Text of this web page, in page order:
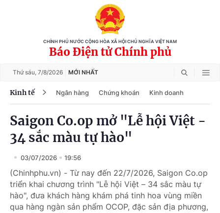
CHÍNH PHỦ NƯỚC CỘNG HÒA XÃ HỘI CHỦ NGHĨA VIỆT NAM
Báo Điện tử Chính phủ
Thứ sáu, 7/8/2026 MỚI NHẤT
Kinh tế Ngân hàng Chứng khoán Kinh doanh
Saigon Co.op mở "Lễ hội Việt -
34 sắc màu tự hào"
03/07/2026 19:56
(Chinhphu.vn) - Từ nay đến 22/7/2026, Saigon Co.op
triển khai chương trình "Lễ hội Việt – 34 sắc màu tự
hào", đưa khách hàng khám phá tinh hoa vùng miền
qua hàng ngàn sản phẩm OCOP, đặc sản địa phương,